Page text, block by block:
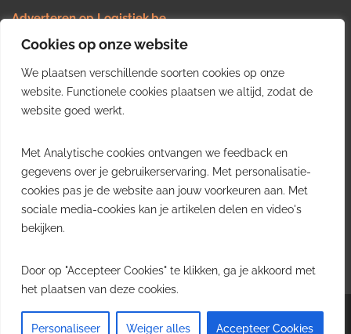
Cookies op onze website
We plaatsen verschillende soorten cookies op onze
website. Functionele cookies plaatsen we altijd, zodat de
website goed werkt.
Met Analytische cookies ontvangen we feedback en
gegevens over je gebruikerservaring. Met personalisatie-
cookies pas je de website aan jouw voorkeuren aan. Met
sociale media-cookies kan je artikelen delen en video's
bekijken.
Door op "Accepteer Cookies" te klikken, ga je akkoord met
het plaatsen van deze cookies.
Personaliseer Weiger alles Accepteer Cookies
Adverteren op Logistiek.be
Nieuws insturen
Uw video op Logistiek.TV
Job plaatsen
Gratis wekelijkse update
inzichten uit de Belgische logistieke sector in uw inbox.
Ontvang je gratis
wekelijkse update
Copyright © 2026Logistiek.be. All rights reserved.Theme:Envinceby ThemeGrill.